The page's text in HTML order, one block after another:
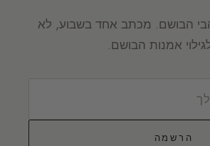
הבושם. מכתב אחד בשבוע, לא
אמנות הבושם.
הרשמה